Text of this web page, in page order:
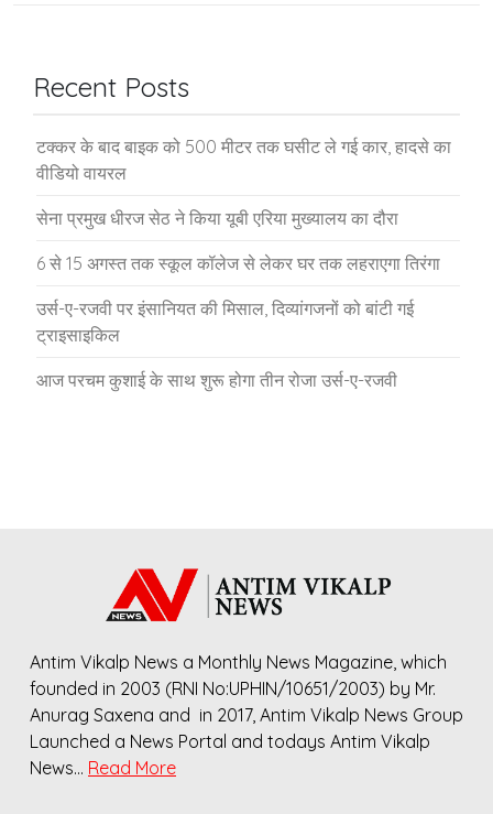
Recent Posts
टक्कर के बाद बाइक को 500 मीटर तक घसीट ले गई कार, हादसे का
वीडियो वायरल
सेना प्रमुख धीरज सेठ ने किया यूबी एरिया मुख्यालय का दौरा
6 से 15 अगस्त तक स्कूल कॉलेज से लेकर घर तक लहराएगा तिरंगा
उर्स-ए-रजवी पर इंसानियत की मिसाल, दिव्यांगजनों को बांटी गई
ट्राइसाइकिल
आज परचम कुशाई के साथ शुरू होगा तीन रोजा उर्स-ए-रजवी
Antim Vikalp News a Monthly News Magazine, which
founded in 2003 (RNI No:UPHIN/10651/2003) by Mr.
Anurag Saxena and in 2017, Antim Vikalp News Group
Launched a News Portal and todays Antim Vikalp
News… Read More